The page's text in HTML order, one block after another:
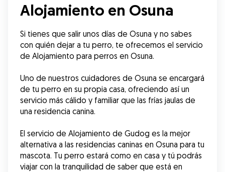
Alojamiento en Osuna
Si tienes que salir unos días de Osuna y no sabes
con quién dejar a tu perro, te ofrecemos el servicio
de Alojamiento para perros en Osuna.
Uno de nuestros cuidadores de Osuna se encargará
de tu perro en su propia casa, ofreciendo así un
servicio más cálido y familiar que las frías jaulas de
una residencia canina.
El servicio de Alojamiento de Gudog es la mejor
alternativa a las residencias caninas en Osuna para tu
mascota. Tu perro estará como en casa y tú podrás
viajar con la tranquilidad de saber que está en